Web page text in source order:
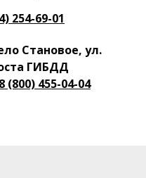
254-69-01
Становое, ул.
ГИБДД
8 (800) 455-04-04